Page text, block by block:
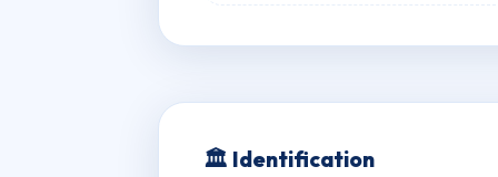
🏛 Identification